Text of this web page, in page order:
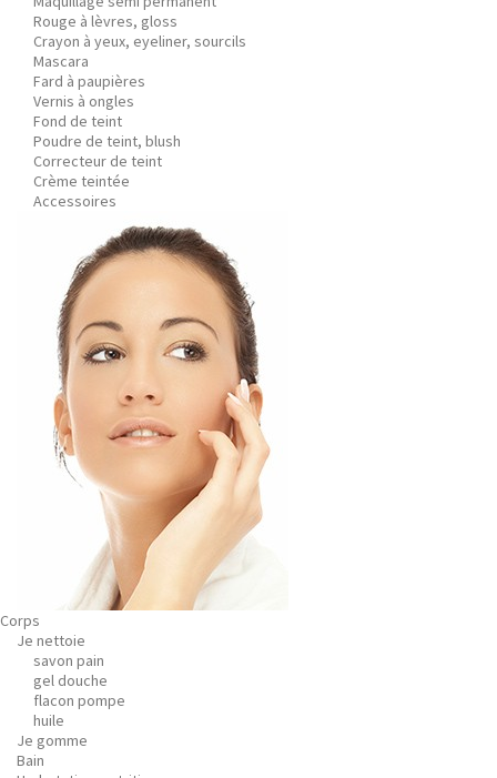
Rouge à lèvres, gloss
Crayon à yeux, eyeliner, sourcils
Mascara
Fard à paupières
Vernis à ongles
Fond de teint
Poudre de teint, blush
Correcteur de teint
Crème teintée
Accessoires
Corps
Je nettoie
savon pain
gel douche
flacon pompe
huile
Je gomme
Bain